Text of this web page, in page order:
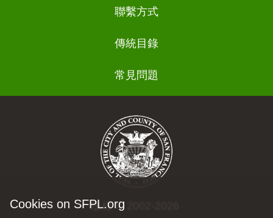
Cookies on SFPL.org
聯繫方式
傳統目錄
常見問題
版權 © 2002-2026